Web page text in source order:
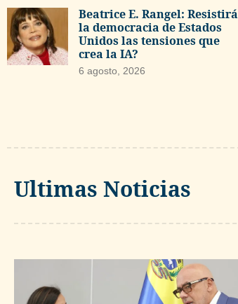
Beatrice E. Rangel: Resistirá
la democracia de Estados
Unidos las tensiones que
crea la IA?
6 agosto, 2026
Ultimas Noticias